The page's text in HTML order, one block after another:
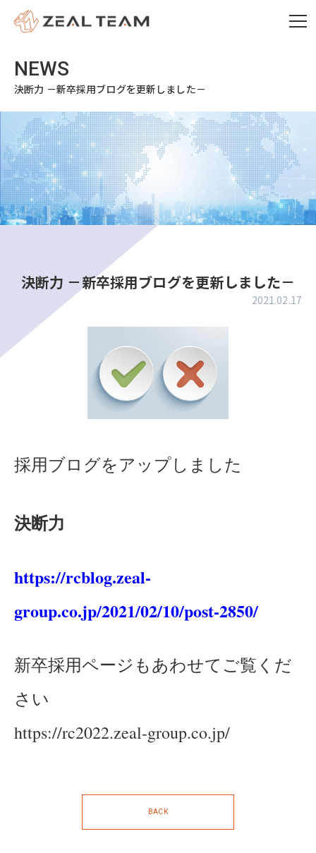
決断力 －新卒採用ブログを更新しました－
決断力 －新卒採用ブログを更新しました－
2021.02.17
採用ブログをアップしました
決断力
https://rcblog.zeal-
group.co.jp/2021/02/10/post-2850/
新卒採用ページもあわせてご覧くだ
さい
https://rc2022.zeal-group.co.jp/
BACK